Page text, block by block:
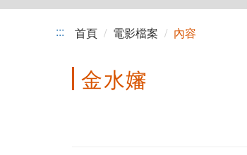
::: 首頁 電影檔案 內容
金水嬸